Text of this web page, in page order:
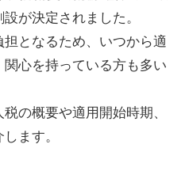
が決定されました。
となるため、いつから適
心を持っている方も多い
の概要や適用開始時期、
ます。